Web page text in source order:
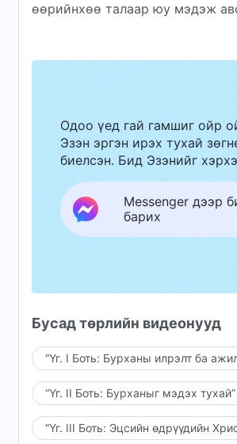
өөрийнхөө талаар юу мэдэж
Одоо үед гай гамшиг ойр
Эзэн эргэн ирэх тухай
биелсэн. Бид Эзэнийг
Messenger дээр
барих
Бусад төрлийн видеонууд
“Үг. I Боть: Бурханы илрэлт ба
“Үг. II Боть: Бурханыг мэдэх
“Үг. III Боть: Эцсийн өдрүүдийн